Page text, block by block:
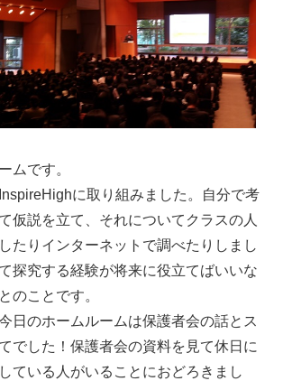
ムです。
に取り組みました。自分で考
仮説を立て、それについてクラスの人
たりインターネットで調べたりしまし
探究する経験が将来に役立てばいいな
のことです。
日のホームルームは保護者会の話とス
でした！保護者会の資料を見て休日に
ている人がいることにおどろきまし